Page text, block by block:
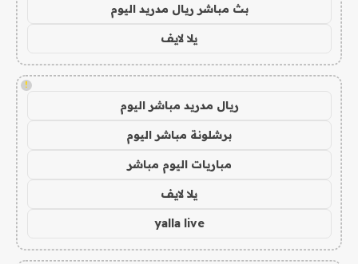
بث مباشر ريال مدريد اليوم
يلا لايف
!
ريال مدريد مباشر اليوم
برشلونة مباشر اليوم
مباريات اليوم مباشر
يلا لايف
yalla live